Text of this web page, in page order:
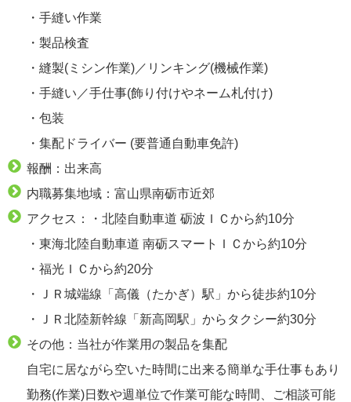
・手縫い作業
・製品検査
・縫製(ミシン作業)／リンキング(機械作業)
・手縫い／手仕事(飾り付けやネーム札付け)
・包装
・集配ドライバー (要普通自動車免許)
報酬：出来高
内職募集地域：富山県南砺市近郊
アクセス：・北陸自動車道 砺波ＩＣから約10分
・東海北陸自動車道 南砺スマートＩＣから約10分
・福光ＩＣから約20分
・ＪＲ城端線「高儀（たかぎ）駅」から徒歩約10分
・ＪＲ北陸新幹線「新高岡駅」からタクシー約30分
その他：当社が作業用の製品を集配
自宅に居ながら空いた時間に出来る簡単な手仕事もあり
勤務(作業)日数や週単位で作業可能な時間、ご相談可能